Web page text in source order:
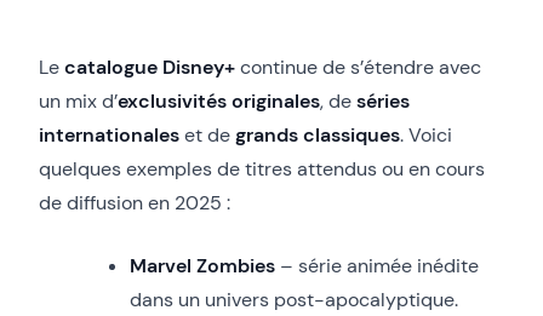
Lecatalogue Disney+continue de s’étendre avec
un mix d’exclusivités originales, deséries
internationaleset degrands classiques. Voici
quelques exemples de titres attendus ou en cours
de diffusion en 2025 :
Marvel Zombies – série animée inédite
dans un univers post-apocalyptique.